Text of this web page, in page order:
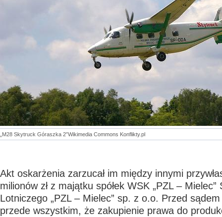
„M28 Skytruck Góraszka 2”Wikimedia Commons Konflikty.pl
Akt oskarżenia zarzucał im między innymi
milionów zł z majątku spółek WSK „PZL – Mielec”
Lotniczego „PZL – Mielec” sp. z o.o. Przed
przede wszystkim, że zakupienie prawa do